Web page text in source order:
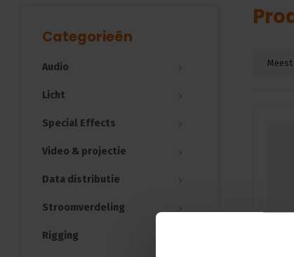
Categorieën
Audio
Licht
Special Effects
Video & projectie
Data distributie
Stroomverdeling
Rigging
Meest